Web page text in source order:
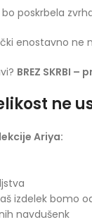
poskrbela
enostavno ne
BREZ SKRBI
ne
Ariya:
izdelek bomo
navdušenk